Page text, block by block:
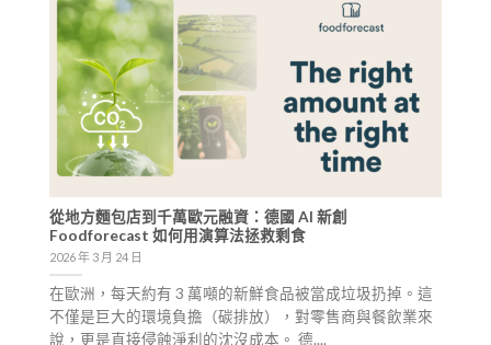
從地方麵包店到千萬歐元融資：德國 AI 新創
Foodforecast 如何用演算法拯救剩食
2026 年 3 月 24 日
在歐洲，每天約有 3 萬噸的新鮮食品被當成垃圾扔掉。這
不僅是巨大的環境負擔（碳排放），對零售商與餐飲業來
說，更是直接侵蝕淨利的沈沒成本。 德....